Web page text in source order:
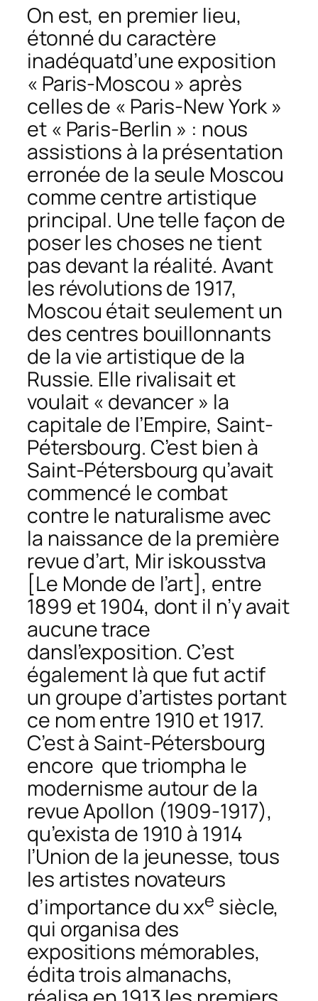
On est, en premier lieu,
étonné du caractère
inadéquatd’une exposition
« Paris-Moscou » après
celles de « Paris-New York »
et « Paris-Berlin » : nous
assistions à la présentation
erronée de la seule Moscou
comme centre artistique
principal. Une telle façon de
poser les choses ne tient
pas devant la réalité. Avant
les révolutions de 1917,
Moscou était seulement un
des centres bouillonnants
de la vie artistique de la
Russie. Elle rivalisait et
voulait « devancer » la
capitale de l’Empire, Saint-
Pétersbourg. C’est bien à
Saint-Pétersbourg qu’avait
commencé le combat
contre le naturalisme avec
la naissance de la première
revue d’art, Mir iskousstva
[Le Monde de l’art], entre
1899 et 1904, dont il n’y avait
aucune trace
dansl’exposition. C’est
également là que fut actif
un groupe d’artistes portant
ce nom entre 1910 et 1917.
C’est à Saint-Pétersbourg
encore que triompha le
modernisme autour de la
revueApollon (1909-1917),
qu’exista de 1910 à 1914
l’Union de la jeunesse, tous
les artistes novateurs
d’importance du xxe siècle,
qui organisa des
expositions mémorables,
édita trois almanachs,